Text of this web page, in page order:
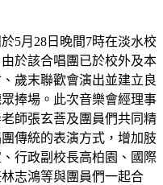
5月28日晚間7時在淡水校
於該合唱團已於校外及本
歲末聯歡會演出並建立良
捧場。此次音樂會經理事
師張玄菩及團員們共同精
傳統的表演方式，增加肢
行政副校長高柏園、國際
志鴻等與團員們一起合